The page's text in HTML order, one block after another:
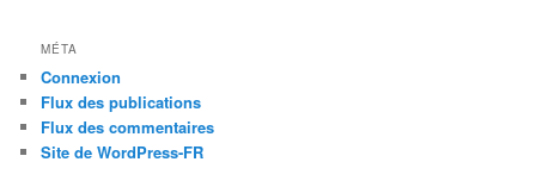
MÉTA
Connexion
Flux des publications
Flux des commentaires
Site de WordPress-FR